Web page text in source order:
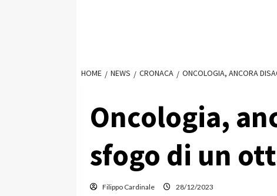
HOME NEWS CRONACA ONCOLOGIA, ANCORA
Oncologia,
sfogo di un
Filippo Cardinale 28/12/2023